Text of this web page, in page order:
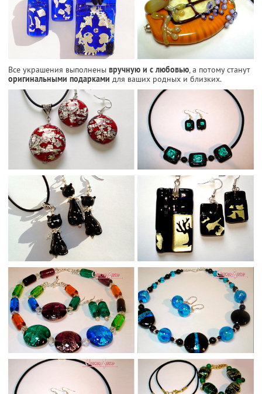
Все украшения выполнены вручную и с любовью, а потому станут
оригинальными подарками для ваших родных и близких.